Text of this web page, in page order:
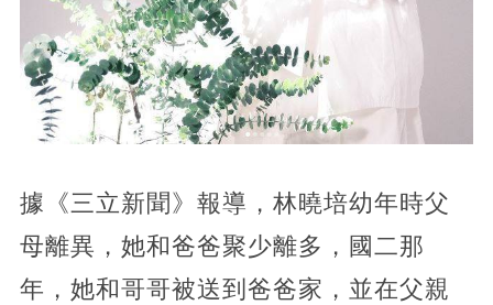
據《三立新聞》報導，林曉培幼年時父
母離異，她和爸爸聚少離多，國二那
年，她和哥哥被送到爸爸家，並在父親